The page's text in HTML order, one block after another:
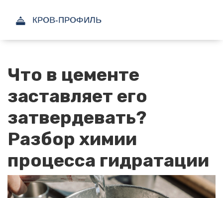
Что в цементе
заставляет его
затвердевать?
Разбор химии
процесса гидратации